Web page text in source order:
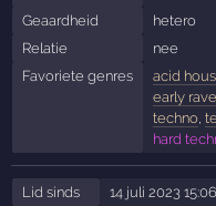
Geaardheid
hetero
Relatie
nee
Favoriete genres
acid
early rave
techno,
hard
Lid sinds
14 juli 2023 15:06